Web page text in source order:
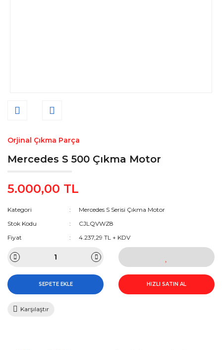
Orjinal Çıkma Parça
Mercedes S 500 Çıkma Motor
5.000,00 TL
Kategori
Mercedes S Serisi Çıkma Motor
Stok Kodu
CJLQVWZ8
Fiyat
4.237,29 TL + KDV
SEPETE EKLE HIZLI SATIN AL
Karşılaştır